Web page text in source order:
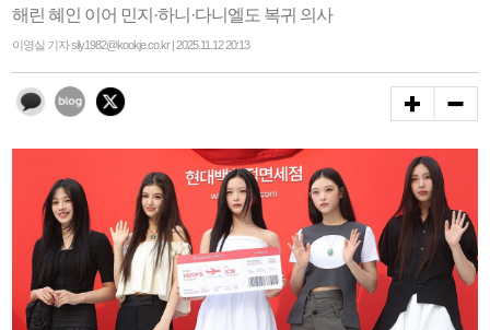
해린 혜인 이어 민지·하니·다니엘도 복귀 의사
이영실 기자 sily1982@kookje.co.kr | 2025.11.12 20:13